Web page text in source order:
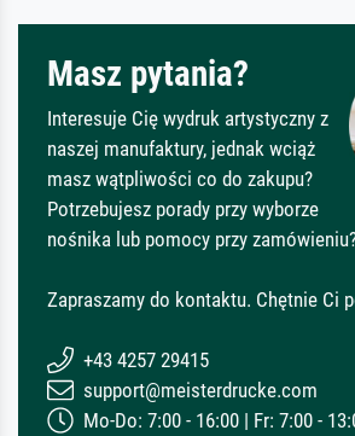
Masz pytania?
Interesuje Cię wydruk artystyczny z
naszej manufaktury, jednak wciąż
masz wątpliwości co do zakupu?
Potrzebujesz porady przy wyborze
nośnika lub pomocy przy
Zapraszamy do kontaktu. Chętnie Ci
+43 4257 29415
support@meisterdrucke.com
Mo-Do: 7:00 - 16:00 | Fr: 7:00 -